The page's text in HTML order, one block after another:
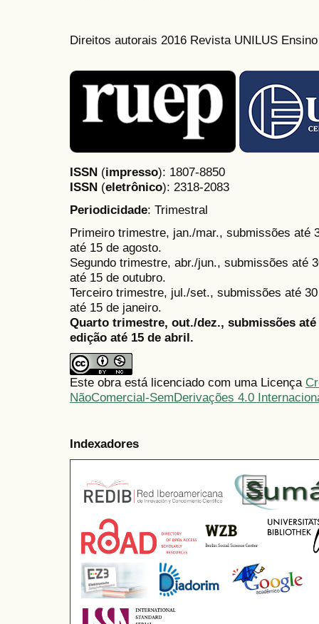
Direitos autorais 2016 Revista UNILUS
ISSN (impresso): 1807-8850
ISSN (eletrônico): 2318-2083
Periodicidade: Trimestral
Primeiro trimestre, jan./mar., submissões até
até 15 de agosto.
Segundo trimestre, abr./jun., submissões até
até 15 de outubro.
Terceiro trimestre, jul./set., submissões até
até 15 de janeiro.
Quarto trimestre, out./dez., submissões
edição até 15 de abril.
Este obra está licenciado com uma Licença
NãoComercial-SemDerivações 4.0
Indexadores